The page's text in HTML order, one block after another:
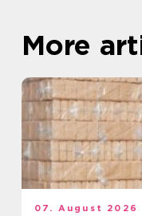
More
07. August 2026